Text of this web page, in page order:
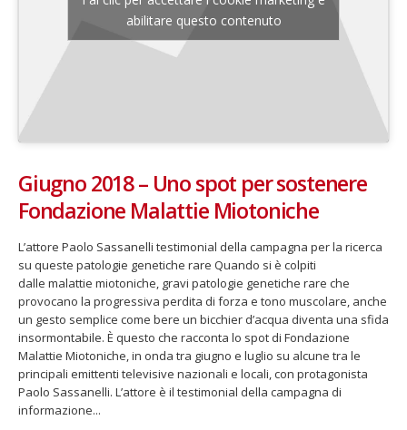
abilitare questo contenuto
Giugno 2018 – Uno spot per sostenere
Fondazione Malattie Miotoniche
L’attore Paolo Sassanelli testimonial della campagna per la ricerca
su queste patologie genetiche rare Quando si è colpiti
dalle malattie miotoniche, gravi patologie genetiche rare che
provocano la progressiva perdita di forza e tono muscolare, anche
un gesto semplice come bere un bicchier d’acqua diventa una sfida
insormontabile. È questo che racconta lo spot di Fondazione
Malattie Miotoniche, in onda tra giugno e luglio su alcune tra le
principali emittenti televisive nazionali e locali, con protagonista
Paolo Sassanelli. L’attore è il testimonial della campagna di
informazione...